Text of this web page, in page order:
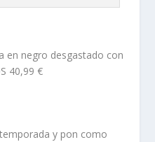
en negro desgastado con
40,99 €
y pon como